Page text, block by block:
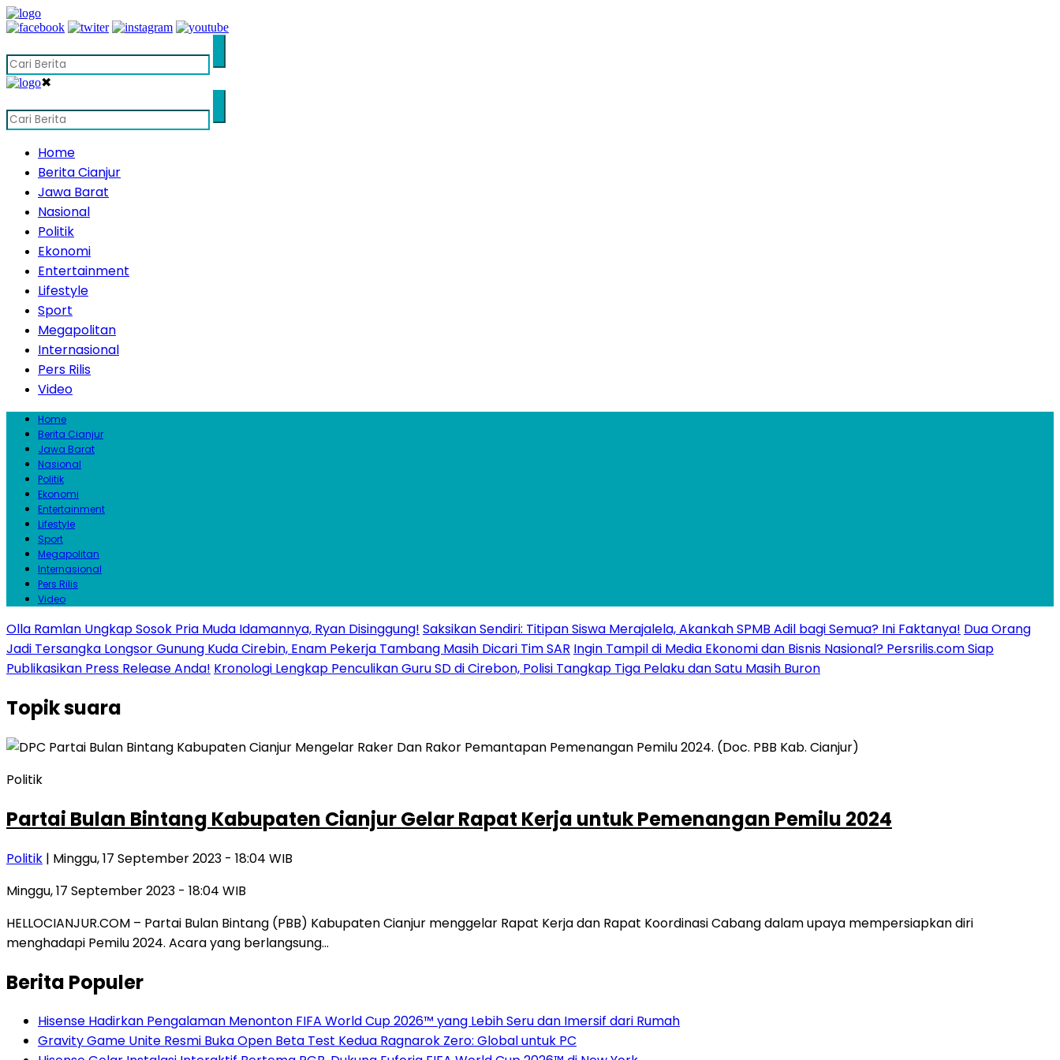
✖
Home
Berita Cianjur
Jawa Barat
Nasional
Politik
Ekonomi
Entertainment
Lifestyle
Sport
Megapolitan
Internasional
Pers Rilis
Video
Home
Berita Cianjur
Jawa Barat
Nasional
Politik
Ekonomi
Entertainment
Lifestyle
Sport
Megapolitan
Internasional
Pers Rilis
Video
Olla Ramlan Ungkap Sosok Pria Muda Idamannya, Ryan Disinggung! Saksikan Sendiri: Titipan Siswa Merajalela, Akankah SPMB Adil bagi Semua? Ini Faktanya! Dua Orang
Jadi Tersangka Longsor Gunung Kuda Cirebin, Enam Pekerja Tambang Masih Dicari Tim SAR Ingin Tampil di Media Ekonomi dan Bisnis Nasional? Persrilis.com Siap
Publikasikan Press Release Anda! Kronologi Lengkap Penculikan Guru SD di Cirebon, Polisi Tangkap Tiga Pelaku dan Satu Masih Buron
Topiksuara
Politik
Partai Bulan Bintang Kabupaten Cianjur Gelar Rapat Kerja untuk Pemenangan Pemilu 2024
Politik | Minggu, 17 September 2023 - 18:04 WIB
Minggu, 17 September 2023 - 18:04 WIB
HELLOCIANJUR.COM – Partai Bulan Bintang (PBB) Kabupaten Cianjur menggelar Rapat Kerja dan Rapat Koordinasi Cabang dalam upaya mempersiapkan diri
menghadapi Pemilu 2024. Acara yang berlangsung…
Berita Populer
Hisense Hadirkan Pengalaman Menonton FIFA World Cup 2026™ yang Lebih Seru dan Imersif dari Rumah
Gravity Game Unite Resmi Buka Open Beta Test Kedua Ragnarok Zero: Global untuk PC